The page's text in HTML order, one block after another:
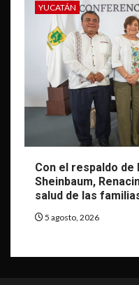
YUCATÁN
Con el respaldo de
Sheinbaum,
salud de las
5 agosto, 2026